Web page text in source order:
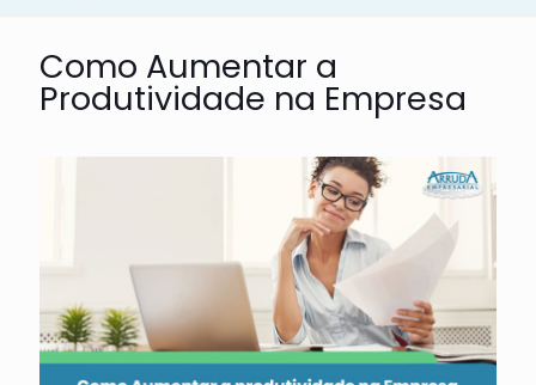
Como Aumentar a
Produtividade na Empresa